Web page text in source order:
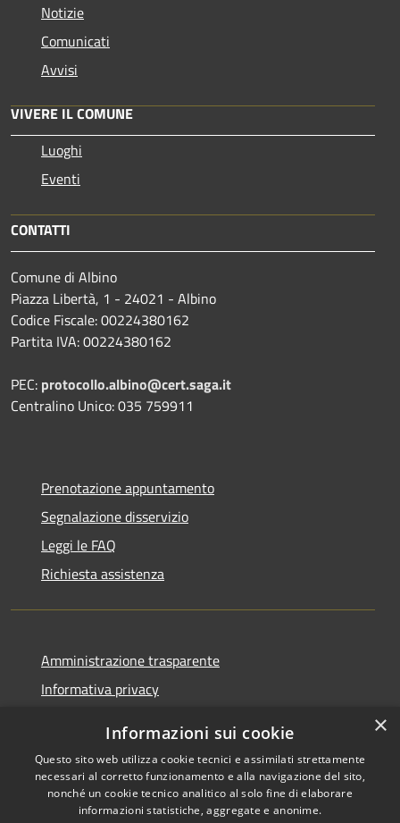
Notizie
Comunicati
Avvisi
VIVERE IL COMUNE
Luoghi
Eventi
CONTATTI
Comune di Albino
Piazza Libertà, 1 - 24021 - Albino
Codice Fiscale: 00224380162
Partita IVA: 00224380162
PEC: protocollo.albino@cert.saga.it
Centralino Unico: 035 759911
Prenotazione appuntamento
Segnalazione disservizio
Leggi le FAQ
Richiesta assistenza
Amministrazione trasparente
Informativa privacy
Dichiarazione di accessibilità
×
Informazioni sui cookie
Questo sito web utilizza cookie tecnici e assimilati strettamente
necessari al corretto funzionamento e alla navigazione del sito,
nonché un cookie tecnico analitico al solo fine di elaborare
informazioni statistiche, aggregate e anonime.